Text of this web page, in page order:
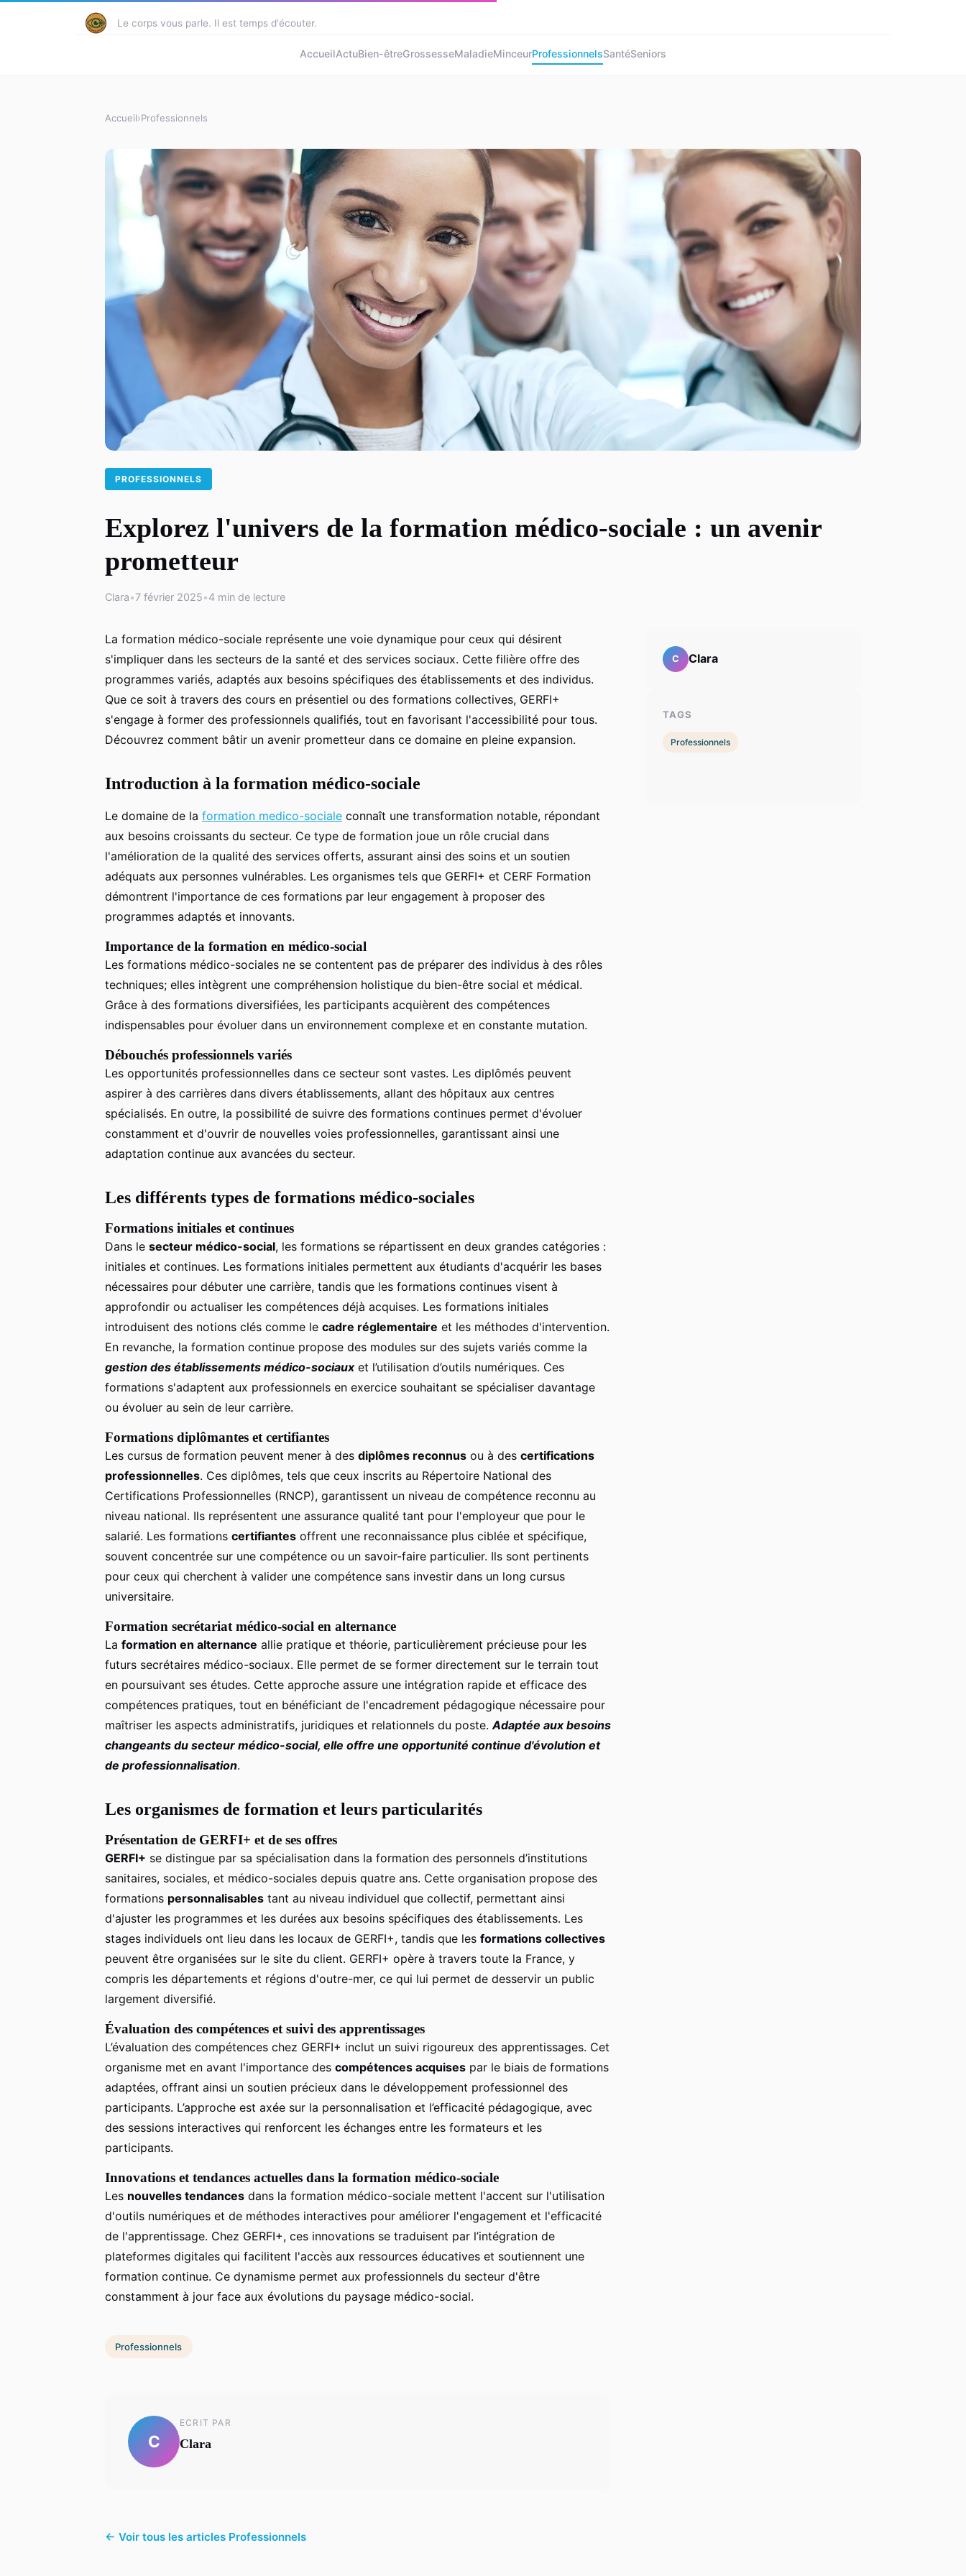
Le corps vous parle. Il est temps d'écouter.
AccueilActuBien-êtreGrossesseMaladieMinceurProfessionnelsSantéSeniors
Accueil›Professionnels
PROFESSIONNELS
Explorez l'univers de la formation médico-sociale : un avenir
prometteur
Clara•7 février 2025•4 min de lecture
La formation médico-sociale représente une voie dynamique pour ceux qui désirent
s'impliquer dans les secteurs de la santé et des services sociaux. Cette filière offre des
programmes variés, adaptés aux besoins spécifiques des établissements et des individus.
Que ce soit à travers des cours en présentiel ou des formations collectives, GERFI+
s'engage à former des professionnels qualifiés, tout en favorisant l'accessibilité pour tous.
Découvrez comment bâtir un avenir prometteur dans ce domaine en pleine expansion.
Introduction à la formation médico-sociale
Le domaine de la formation medico-sociale connaît une transformation notable, répondant
aux besoins croissants du secteur. Ce type de formation joue un rôle crucial dans
l'amélioration de la qualité des services offerts, assurant ainsi des soins et un soutien
adéquats aux personnes vulnérables. Les organismes tels que GERFI+ et CERF Formation
démontrent l'importance de ces formations par leur engagement à proposer des
programmes adaptés et innovants.
Importance de la formation en médico-social
Les formations médico-sociales ne se contentent pas de préparer des individus à des rôles
techniques; elles intègrent une compréhension holistique du bien-être social et médical.
Grâce à des formations diversifiées, les participants acquièrent des compétences
indispensables pour évoluer dans un environnement complexe et en constante mutation.
Débouchés professionnels variés
Les opportunités professionnelles dans ce secteur sont vastes. Les diplômés peuvent
aspirer à des carrières dans divers établissements, allant des hôpitaux aux centres
spécialisés. En outre, la possibilité de suivre des formations continues permet d'évoluer
constamment et d'ouvrir de nouvelles voies professionnelles, garantissant ainsi une
adaptation continue aux avancées du secteur.
Les différents types de formations médico-sociales
Formations initiales et continues
Dans le secteur médico-social, les formations se répartissent en deux grandes catégories :
initiales et continues. Les formations initiales permettent aux étudiants d'acquérir les bases
nécessaires pour débuter une carrière, tandis que les formations continues visent à
approfondir ou actualiser les compétences déjà acquises. Les formations initiales
introduisent des notions clés comme le cadre réglementaire et les méthodes d'intervention.
En revanche, la formation continue propose des modules sur des sujets variés comme la
gestion des établissements médico-sociauxet l’utilisation d’outils numériques. Ces
formations s'adaptent aux professionnels en exercice souhaitant se spécialiser davantage
ou évoluer au sein de leur carrière.
Formations diplômantes et certifiantes
Les cursus de formation peuvent mener à des diplômes reconnus ou à des certifications
professionnelles. Ces diplômes, tels que ceux inscrits au Répertoire National des
Certifications Professionnelles (RNCP), garantissent un niveau de compétence reconnu au
niveau national. Ils représentent une assurance qualité tant pour l'employeur que pour le
salarié. Les formations certifiantes offrent une reconnaissance plus ciblée et spécifique,
souvent concentrée sur une compétence ou un savoir-faire particulier. Ils sont pertinents
pour ceux qui cherchent à valider une compétence sans investir dans un long cursus
universitaire.
Formation secrétariat médico-social en alternance
La formation en alternance allie pratique et théorie, particulièrement précieuse pour les
futurs secrétaires médico-sociaux. Elle permet de se former directement sur le terrain tout
en poursuivant ses études. Cette approche assure une intégration rapide et efficace des
compétences pratiques, tout en bénéficiant de l'encadrement pédagogique nécessaire pour
maîtriser les aspects administratifs, juridiques et relationnels du poste. Adaptée aux besoins
changeants du secteur médico-social, elle offre une opportunité continue d'évolution et
de professionnalisation.
Les organismes de formation et leurs particularités
Présentation de GERFI+ et de ses offres
GERFI+ se distingue par sa spécialisation dans la formation des personnels d’institutions
sanitaires, sociales, et médico-sociales depuis quatre ans. Cette organisation propose des
formations personnalisables tant au niveau individuel que collectif, permettant ainsi
d'ajuster les programmes et les durées aux besoins spécifiques des établissements. Les
stages individuels ont lieu dans les locaux de GERFI+, tandis que les formations collectives
peuvent être organisées sur le site du client. GERFI+ opère à travers toute la France, y
compris les départements et régions d'outre-mer, ce qui lui permet de desservir un public
largement diversifié.
Évaluation des compétences et suivi des apprentissages
L’évaluation des compétences chez GERFI+ inclut un suivi rigoureux des apprentissages. Cet
organisme met en avant l'importance des compétences acquises par le biais de formations
adaptées, offrant ainsi un soutien précieux dans le développement professionnel des
participants. L’approche est axée sur la personnalisation et l’efficacité pédagogique, avec
des sessions interactives qui renforcent les échanges entre les formateurs et les
participants.
Innovations et tendances actuelles dans la formation médico-sociale
Les nouvelles tendances dans la formation médico-sociale mettent l'accent sur l'utilisation
d'outils numériques et de méthodes interactives pour améliorer l'engagement et l'efficacité
de l'apprentissage. Chez GERFI+, ces innovations se traduisent par l’intégration de
plateformes digitales qui facilitent l'accès aux ressources éducatives et soutiennent une
formation continue. Ce dynamisme permet aux professionnels du secteur d'être
constamment à jour face aux évolutions du paysage médico-social.
Professionnels
C
ECRIT PAR
Clara
← Voir tous les articles Professionnels
C Clara
TAGS
Professionnels